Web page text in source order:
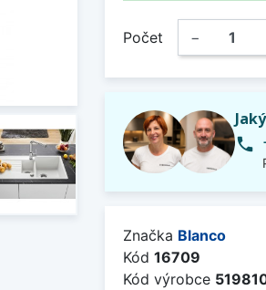
Počet −
phone
Značka Blanco
Kód 16709
Kód výrobce